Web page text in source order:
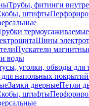
Трубы, фитинги
штифты
термоусаживаемые
Шины
Пускатели
воды
уголки, обводы для
напольных покрытий
Замки дверныеПетли
штифты